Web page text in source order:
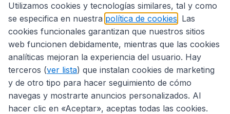
Sitios internacionales
Utilizamos cookies y tecnologías similares, tal y como
se especifica en nuestra política de cookies . Las
cookies funcionales garantizan que nuestros sitios
web funcionen debidamente, mientras que las cookies
analíticas mejoran la experiencia del usuario. Hay
terceros (ver lista) que instalan cookies de marketing
y de otro tipo para hacer seguimiento de cómo
navegas y mostrarte anuncios personalizados. Al
hacer clic en «Aceptar», aceptas todas las cookies.